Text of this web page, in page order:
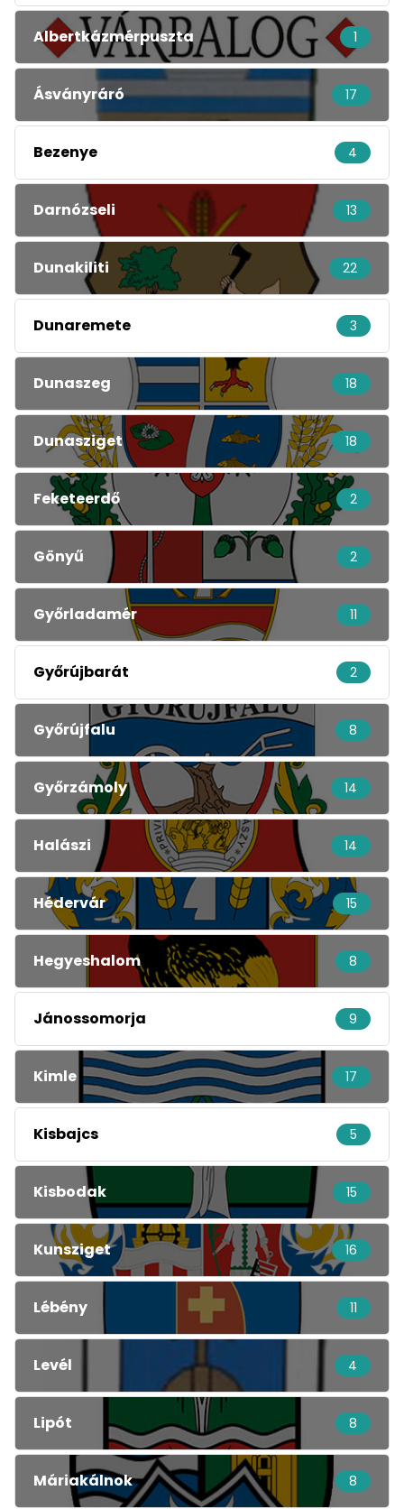
Albertkázmérpuszta 1
Ásványráró 17
Bezenye 4
Darnózseli 13
Dunakiliti 22
Dunaremete 3
Dunaszeg 18
Dunasziget 18
Feketeerdő 2
Gönyű 2
Győrladamér 11
Győrújbarát 2
Győrújfalu 8
Győrzámoly 14
Halászi 14
Hédervár 15
Hegyeshalom 8
Jánossomorja 9
Kimle 17
Kisbajcs 5
Kisbodak 15
Kunsziget 16
Lébény 11
Levél 4
Lipót 8
Máriakálnok 8